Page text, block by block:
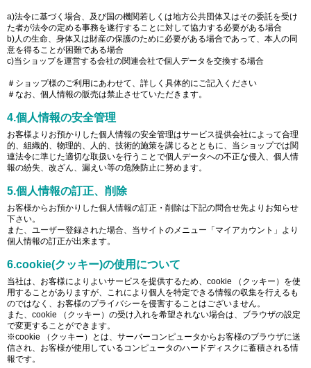
a)法令に基づく場合、及び国の機関若しくは地方公共団体又はその委託を受け
た者が法令の定める事務を遂行することに対して協力する必要がある場合
b)人の生命、身体又は財産の保護のために必要がある場合であって、本人の同
意を得ることが困難である場合
c)当ショップを運営する会社の関連会社で個人データを交換する場合
＃ショップ様のご利用にあわせて、詳しく具体的にご記入ください
＃なお、個人情報の販売は禁止させていただきます。
4.個人情報の安全管理
お客様よりお預かりした個人情報の安全管理はサービス提供会社によって合理
的、組織的、物理的、人的、技術的施策を講じるとともに、当ショップでは関
連法令に準じた適切な取扱いを行うことで個人データへの不正な侵入、個人情
報の紛失、改ざん、漏えい等の危険防止に努めます。
5.個人情報の訂正、削除
お客様からお預かりした個人情報の訂正・削除は下記の問合せ先よりお知らせ
下さい。
また、ユーザー登録された場合、当サイトのメニュー「マイアカウント」より
個人情報の訂正が出来ます。
6.cookie(クッキー)の使用について
当社は、お客様によりよいサービスを提供するため、cookie （クッキー）を使
用することがありますが、これにより個人を特定できる情報の収集を行えるも
のではなく、お客様のプライバシーを侵害することはございません。
また、cookie （クッキー）の受け入れを希望されない場合は、ブラウザの設定
で変更することができます。
※cookie （クッキー）とは、サーバーコンピュータからお客様のブラウザに送
信され、お客様が使用しているコンピュータのハードディスクに蓄積される情
報です。